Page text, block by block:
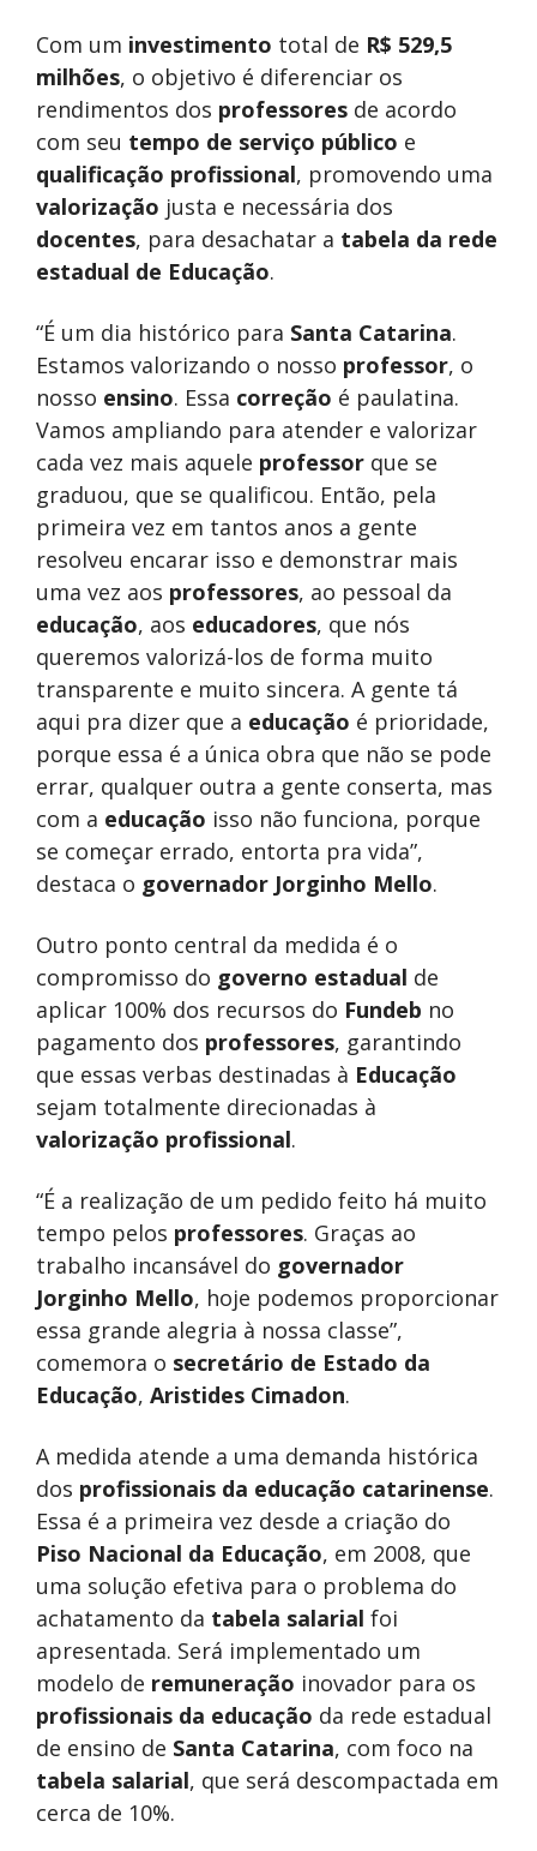
Com um investimento total de R$ 529,5
milhões, o objetivo é diferenciar os
rendimentos dos professores de acordo
com seu tempo de serviço público e
qualificação profissional, promovendo uma
valorização justa e necessária dos
docentes, para desachatar a tabela da rede
estadual de Educação.
“É um dia histórico para Santa Catarina.
Estamos valorizando o nosso professor, o
nosso ensino. Essa correção é paulatina.
Vamos ampliando para atender e valorizar
cada vez mais aquele professor que se
graduou, que se qualificou. Então, pela
primeira vez em tantos anos a gente
resolveu encarar isso e demonstrar mais
uma vez aos professores, ao pessoal da
educação, aos educadores, que nós
queremos valorizá-los de forma muito
transparente e muito sincera. A gente tá
aqui pra dizer que a educação é prioridade,
porque essa é a única obra que não se pode
errar, qualquer outra a gente conserta, mas
com a educação isso não funciona, porque
se começar errado, entorta pra vida”,
destaca o governador Jorginho Mello.
Outro ponto central da medida é o
compromisso do governo estadual de
aplicar 100% dos recursos do Fundeb no
pagamento dos professores, garantindo
que essas verbas destinadas à Educação
sejam totalmente direcionadas à
valorização profissional.
“É a realização de um pedido feito há muito
tempo pelos professores. Graças ao
trabalho incansável do governador
Jorginho Mello, hoje podemos proporcionar
essa grande alegria à nossa classe”,
comemora o secretário de Estado da
Educação, Aristides Cimadon.
A medida atende a uma demanda histórica
dos profissionais da educação catarinense.
Essa é a primeira vez desde a criação do
Piso Nacional da Educação, em 2008, que
uma solução efetiva para o problema do
achatamento da tabela salarial foi
apresentada. Será implementado um
modelo de remuneração inovador para os
profissionais da educação da rede estadual
de ensino de Santa Catarina, com foco na
tabela salarial, que será descompactada em
cerca de 10%.